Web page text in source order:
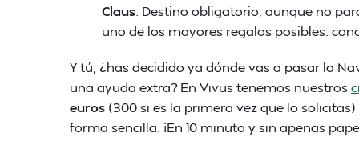
Claus . Destino obligatorio, aunque no
uno de los mayores regalos posibles:
Y tú, ¿has decidido ya dónde vas a pasar la
una ayuda extra? En Vivus tenemos nuestros
euros (300 si es la primera vez que lo
forma sencilla. ¡En 10 minuto y sin apenas